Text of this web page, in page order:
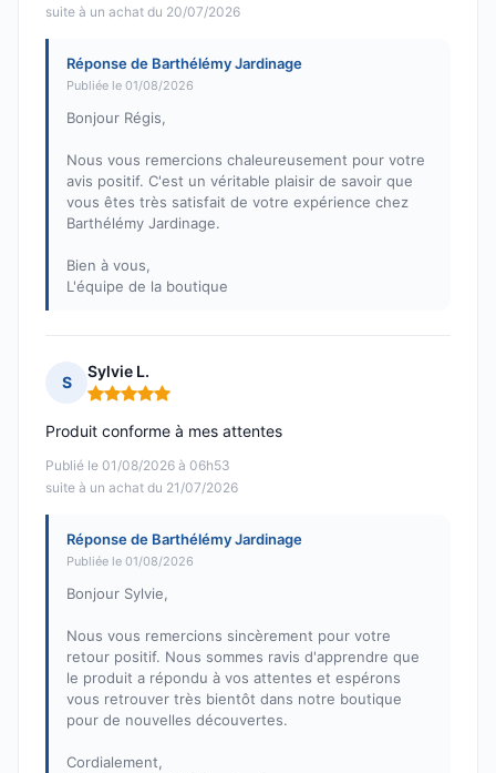
suite à un achat du 20/07/2026
Réponse de Barthélémy Jardinage
Publiée le 01/08/2026
Bonjour Régis,
Nous vous remercions chaleureusement pour votre
avis positif. C'est un véritable plaisir de savoir que
vous êtes très satisfait de votre expérience chez
Barthélémy Jardinage.
Bien à vous,
L'équipe de la boutique
S
Sylvie L.
Note : 5 sur 5
Publié le 01/08/2026 à 06h53
suite à un achat du 21/07/2026
Produit conforme à mes attentes
Réponse de Barthélémy Jardinage
Publiée le 01/08/2026
Bonjour Sylvie,
Nous vous remercions sincèrement pour votre
retour positif. Nous sommes ravis d'apprendre que
le produit a répondu à vos attentes et espérons
vous retrouver très bientôt dans notre boutique
pour de nouvelles découvertes.
Cordialement,